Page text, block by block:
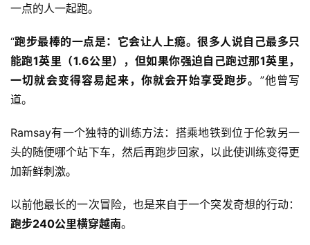
一点的人一起跑。
“跑步最棒的一点是：它会让人上瘾。很多人说自己最多只
能跑1英里（1.6公里），但如果你强迫自己跑过那1英里，
一切就会变得容易起来，你就会开始享受跑步。 ”他曾写
道。
Ramsay有一个独特的训练方法：搭乘地铁到位于伦敦另一
头的随便哪个站下车，然后再跑步回家，以此使训练变得更
加新鲜刺激。
以前他最长的一次冒险，也是来自于一个突发奇想的行动：
跑步240公里横穿越南。